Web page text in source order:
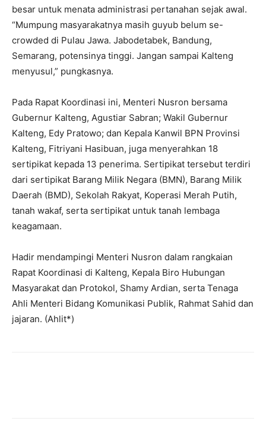
besar untuk menata administrasi pertanahan sejak awal.
“Mumpung masyarakatnya masih guyub belum se-
crowded di Pulau Jawa. Jabodetabek, Bandung,
Semarang, potensinya tinggi. Jangan sampai Kalteng
menyusul,” pungkasnya.
‎Pada Rapat Koordinasi ini, Menteri Nusron bersama
Gubernur Kalteng, Agustiar Sabran; Wakil Gubernur
Kalteng, Edy Pratowo; dan Kepala Kanwil BPN Provinsi
Kalteng, Fitriyani Hasibuan, juga menyerahkan 18
sertipikat kepada 13 penerima. Sertipikat tersebut terdiri
dari sertipikat Barang Milik Negara (BMN), Barang Milik
Daerah (BMD), Sekolah Rakyat, Koperasi Merah Putih,
tanah wakaf, serta sertipikat untuk tanah lembaga
keagamaan.
‎Hadir mendampingi Menteri Nusron dalam rangkaian
Rapat Koordinasi di Kalteng, Kepala Biro Hubungan
Masyarakat dan Protokol, Shamy Ardian, serta Tenaga
Ahli Menteri Bidang Komunikasi Publik, Rahmat Sahid dan
jajaran. (Ahlit*)